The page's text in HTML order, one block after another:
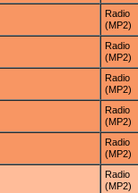
Radio
(MP2)
Radio
(MP2)
Radio
(MP2)
Radio
(MP2)
Radio
(MP2)
Radio
(MP2)